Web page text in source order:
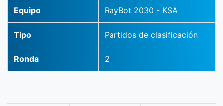
Equipo RayBot 2030 - KSA
Tipo Partidos de clasificación
Ronda 2